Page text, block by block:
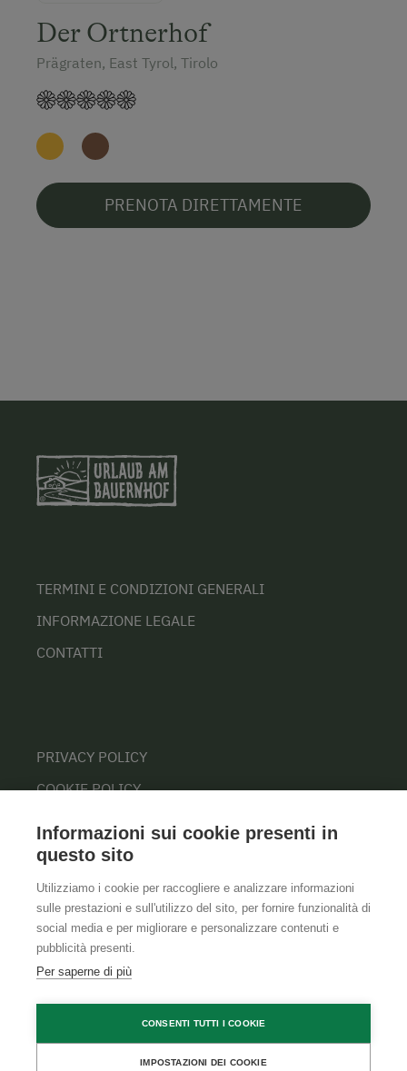
Der Ortnerhof
Prägraten, East Tyrol, Tirolo
PRENOTA DIRETTAMENTE
TERMINI E CONDIZIONI GENERALI
INFORMAZIONE LEGALE
CONTATTI
PRIVACY POLICY
COOKIE POLICY
Informazioni sui cookie presenti in
questo sito
Utilizziamo i cookie per raccogliere e analizzare informazioni
sulle prestazioni e sull'utilizzo del sito, per fornire funzionalità di
social media e per migliorare e personalizzare contenuti e
pubblicità presenti.
Per saperne di più
CONSENTI TUTTI I COOKIE
IMPOSTAZIONI DEI COOKIE